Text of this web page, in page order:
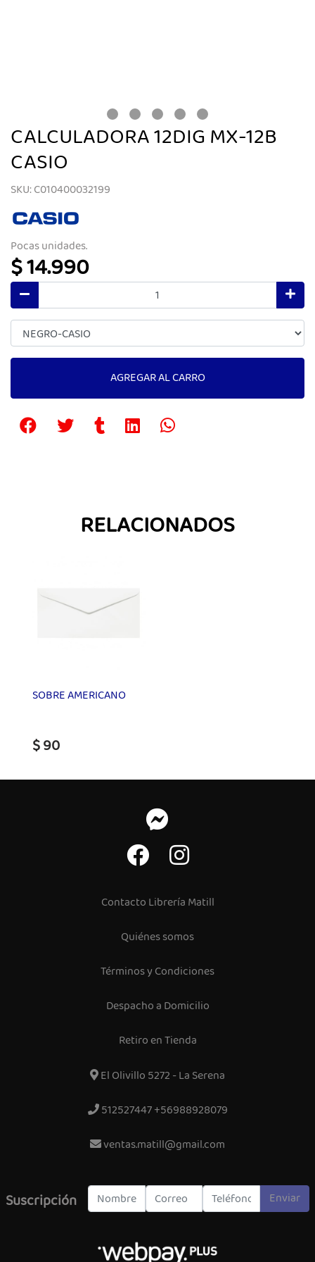
CALCULADORA 12DIG MX-12B
CASIO
SKU: C010400032199
Pocas unidades.
$ 14.990
AGREGAR AL CARRO
RELACIONADOS
SOBRE AMERICANO
$ 90
Contacto Librería Matill
Quiénes somos
Términos y Condiciones
Despacho a Domicilio
Retiro en Tienda
El Olivillo 5272 - La Serena
512527447 +56988928079
ventas.matill@gmail.com
Suscripción Enviar